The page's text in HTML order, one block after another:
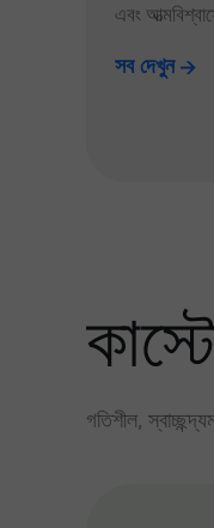
এবং
সব দেখুন
গতিশীল,